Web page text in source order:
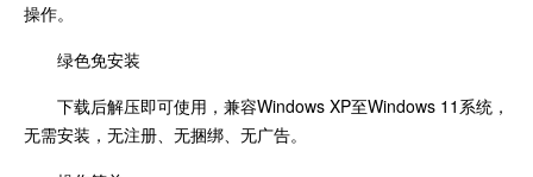
操作。
绿色免安装
下载后解压即可使用，兼容Windows XP至Windows 11系统，
无需安装，无注册、无捆绑、无广告。